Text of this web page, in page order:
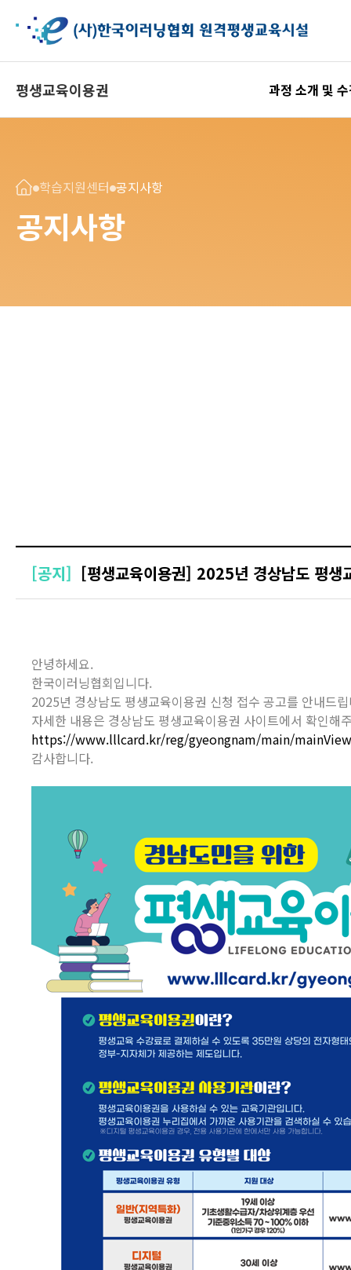
평생교육이용권 과정 소개 및
학습지원센터 공지사항
공지사항
[공지] [평생교육이용권] 2025년 경상남도 평생
안녕하세요.
한국이러닝협회입니다.
2025년 경상남도 평생교육이용권 신청 접수 공고를 안내드
자세한 내용은 경상남도 평생교육이용권 사이트에서 확인해
https://www.lllcard.kr/reg/gyeongnam/main/
감사합니다.